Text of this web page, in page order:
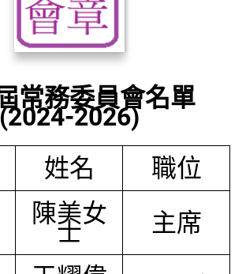
常務委員會名單
(2024-2026)
姓名
職位
陳美女
士 主席